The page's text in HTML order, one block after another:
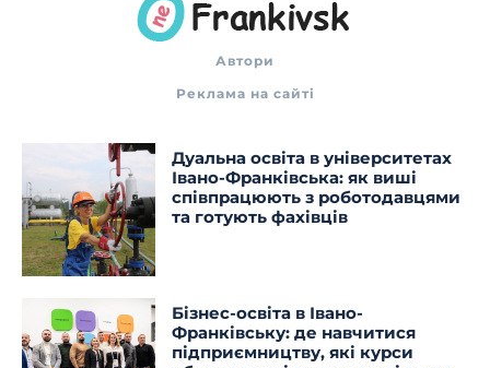
Автори
Реклама на сайті
Дуальна освіта в університетах
Івано-Франківська: як виші
співпрацюють з роботодавцями
та готують фахівців
Бізнес-освіта в Івано-
Франківську: де навчитися
підприємництву, які курси